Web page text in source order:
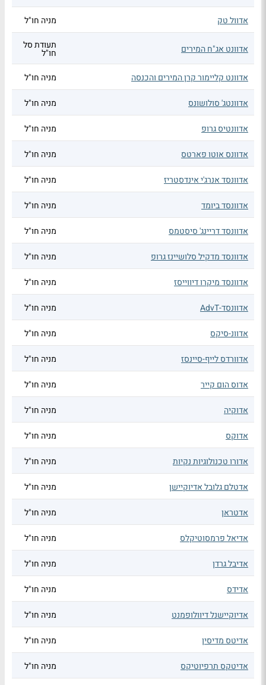
אדוול טק מניה חו"ל
אדוונט אג"ח המירים תעודת סל
חו"ל
אדוונט קליימור קרן המירים והכנסה
מניה חו"ל
אדוונטג' סולושונס מניה חו"ל
אדוונטיס גרופ מניה חו"ל
אדוונס אוטו פארטס מניה חו"ל
אדוונסד אנרג'י אינדסטריז מניה חו"ל
אדוונסד ביומד מניה חו"ל
אדוונסד דריינג' סיסטמס מניה חו"ל
אדוונסד מדקיל סלושיינז גרופ מניה חו"ל
אדוונסד מיקרו דיווייסז מניה חו"ל
אדוונסד-AdvT מניה חו"ל
אדוונ-סיקס מניה חו"ל
אדוורדס לייף-סיינסז מניה חו"ל
אדוס הום קייר מניה חו"ל
אדוקיה מניה חו"ל
אדוקס מניה חו"ל
אדורו טכנולוגיות נקיות מניה חו"ל
אדטלם גלובל אדיוקיישן מניה חו"ל
אדטראן מניה חו"ל
אדיאל פרמסוטיקלס מניה חו"ל
אדיבל גרדן מניה חו"ל
אדידס מניה חו"ל
אדיוקיישנל דיוולופמנט מניה חו"ל
אדיטס מדיסין מניה חו"ל
אדיטקס תרפיוטיקס מניה חו"ל